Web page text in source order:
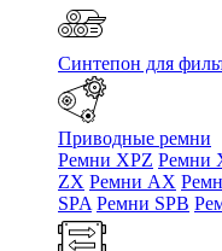
Синтепон для
Приводные ремни
Ремни XPZ Ремни
ZX Ремни AX
SPA Ремни SPB